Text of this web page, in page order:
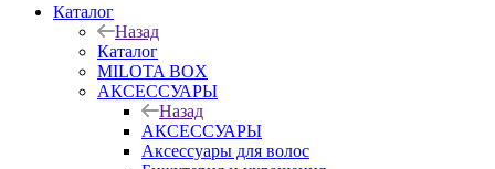
Каталог
Назад
Каталог
MILOTA BOX
АКСЕССУАРЫ
Назад
АКСЕССУАРЫ
Аксессуары для волос